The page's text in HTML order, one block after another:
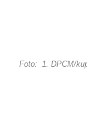
Foto: 1. DPCM/